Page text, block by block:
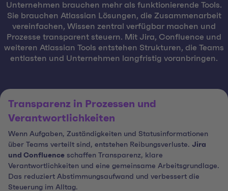
Unternehmen brauchen mehr als funktionierende Tools.
Sie brauchen Atlassian Lösungen, die Zusammenarbeit
vereinfachen, Wissen zentral verfügbar machen und
Prozesse transparent steuern. Mit Jira, Confluence und
weiteren Atlassian Tools entstehen Strukturen, die Teams
entlasten und Unternehmen langfristig voranbringen.
Transparenz in Prozessen und
Verantwortlichkeiten
Wenn Aufgaben, Zuständigkeiten und Statusinformationen
über Teams verteilt sind, entstehen Reibungsverluste. Jira
und Confluence schaffen Transparenz, klare
Verantwortlichkeiten und eine gemeinsame Arbeitsgrundlage.
Das reduziert Abstimmungsaufwand und verbessert die
Steuerung im Alltag.